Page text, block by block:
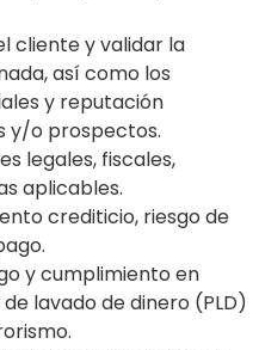
cliente y validar la
así como los
y reputación
y/o prospectos.
legales, fiscales,
aplicables.
crediticio, riesgo de
y cumplimiento en
lavado de dinero (PLD)